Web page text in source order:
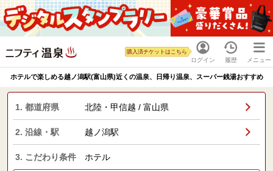
ログイン
購入済チケットはこちら
履歴 メニュー
ホテルで楽しめる越ノ潟駅(富山県)近くの温泉、日帰り温泉、スーパー銭湯おすすめ
1. 都道府県 北陸・甲信越 / 富山県
2. 沿線・駅 越ノ潟駅
3. こだわり条件 ホテル